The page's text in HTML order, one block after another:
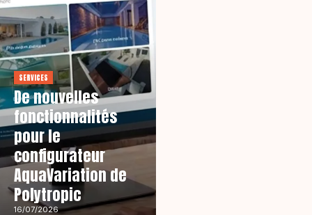
SERVICES
De nouvelles
fonctionnalités
pour le
configurateur
AquaVariation de
Polytropic
16/07/2026